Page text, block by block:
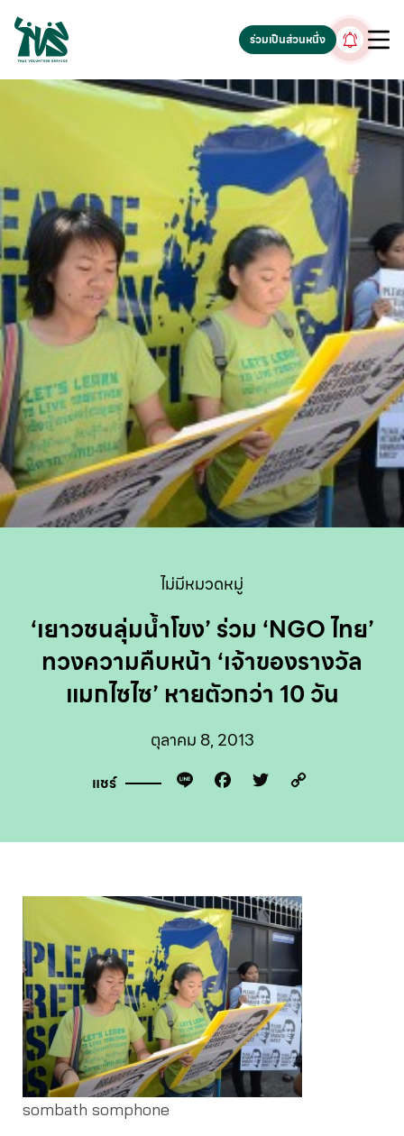
gv-5iuoxpem74qfjw.dv.googlehosted.com
ร่วมเป็นส่วนหนึ่ง
ไม่มีหมวดหมู่
‘เยาวชนลุ่มน้ำโขง’ ร่วม ‘NGO ไทย’
ทวงความคืบหน้า ‘เจ้าของรางวัล
แมกไซไซ’ หายตัวกว่า 10 วัน
ตุลาคม 8, 2013
แชร์ Line Facebook
Twitter
sombath somphone